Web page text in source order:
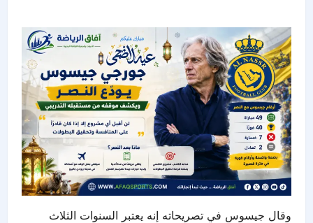
وقال جيسوس في تصريحاته إنه يعتبر السنوات الثلاث